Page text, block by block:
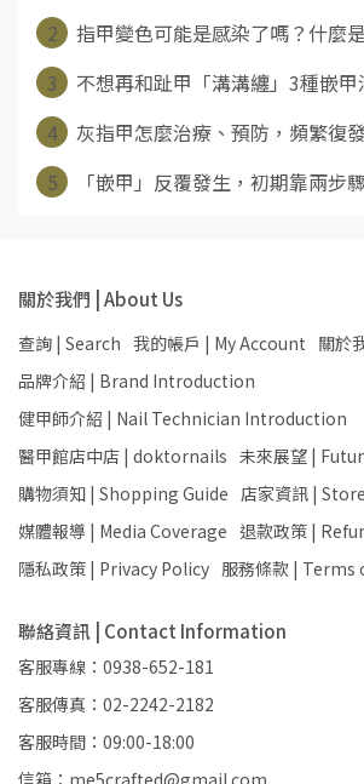
2
指甲變色可能是感染了嗎？什麼
3
不想再和趾甲「溝溝纏」3種嵌
4
灰指甲怎麼治療、預防，頻繁復
5
「嵌甲」反覆發生，初期靠兩步
關於我們 | About Us
查詢 | Search 我的帳戶 | My Account 關於
品牌介紹 | Brand Introduction
健甲師介紹 | Nail Technician Introduction
醫甲館店中店 | doktornails 未來展望 |
購物須知 | Shopping Guide 店家資訊 |
媒體報導 | Media Coverage 退款政策 |
隱私政策 | Privacy Policy 服務條款 | Terms
聯絡資訊 | Contact Information
客服專線：0938-652-181
客服傳真：02-2242-2182
客服時間：09:00-18:00